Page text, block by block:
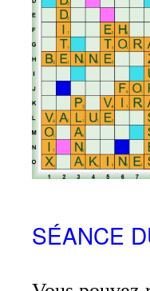
SÉANCE